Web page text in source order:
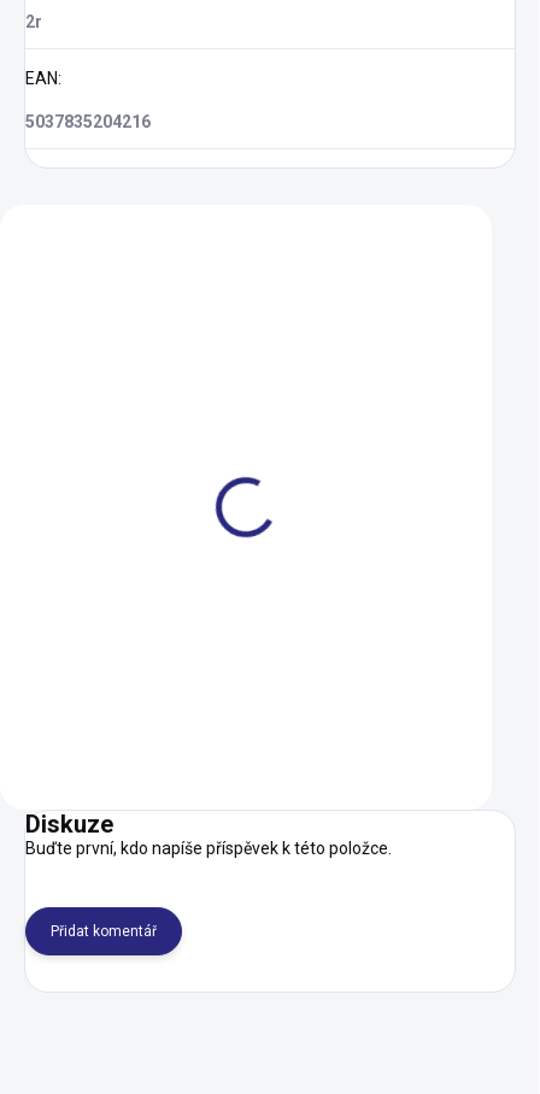
2r
EAN:
5037835204216
Diskuze
Buďte první, kdo napíše příspěvek k této položce.
Přidat komentář